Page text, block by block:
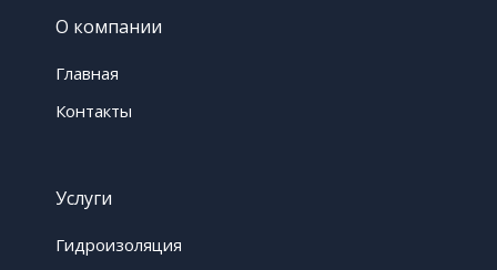
О компании
Главная
Контакты
Услуги
Гидроизоляция